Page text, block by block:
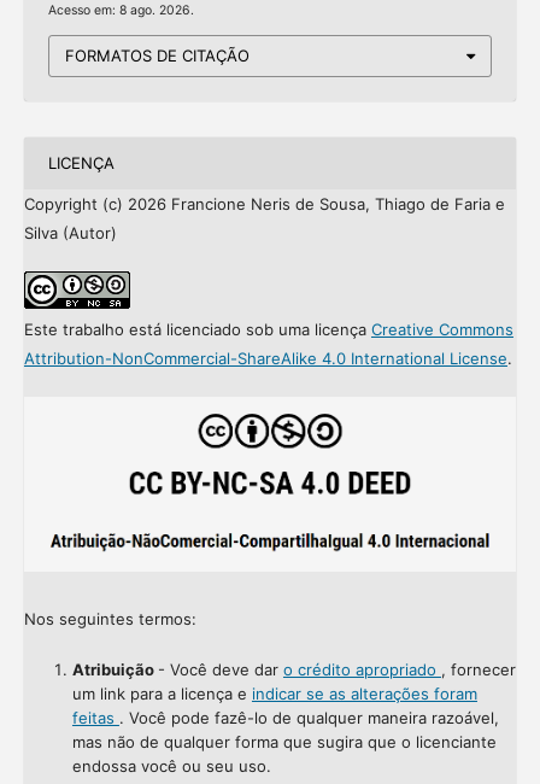
Acesso em: 8 ago. 2026.
FORMATOS DE CITAÇÃO
LICENÇA
Copyright (c) 2026 Francione Neris de Sousa, Thiago de Faria e
Silva (Autor)
Este trabalho está licenciado sob uma licença Creative Commons
Attribution-NonCommercial-ShareAlike 4.0 International License.
Nos seguintes termos:
Atribuição - Você deve dar o crédito apropriado , fornecer
um link para a licença e indicar se as alterações foram
feitas . Você pode fazê-lo de qualquer maneira razoável,
mas não de qualquer forma que sugira que o licenciante
endossa você ou seu uso.